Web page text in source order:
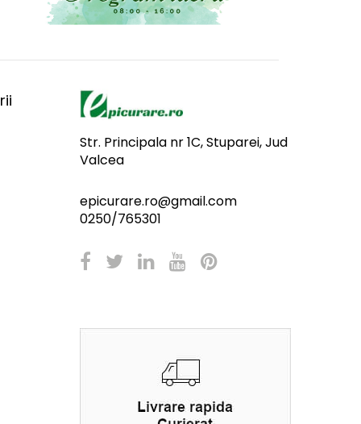
Str. Principala nr 1C, Stuparei, Jud
Valcea
epicurare.ro@gmail.com
0250/765301